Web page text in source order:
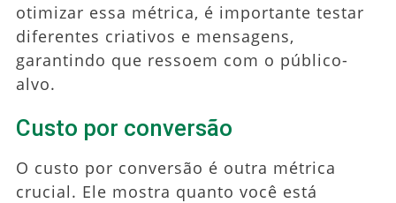
otimizar essa métrica, é importante testar
diferentes criativos e mensagens,
garantindo que ressoem com o público-
alvo.
Custo por conversão
O custo por conversão é outra métrica
crucial. Ele mostra quanto você está